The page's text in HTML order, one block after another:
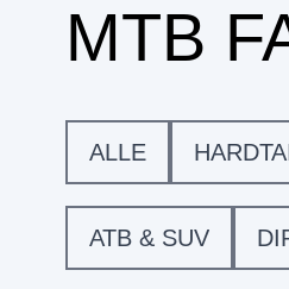
MTB
ALLE
ATB & SUV